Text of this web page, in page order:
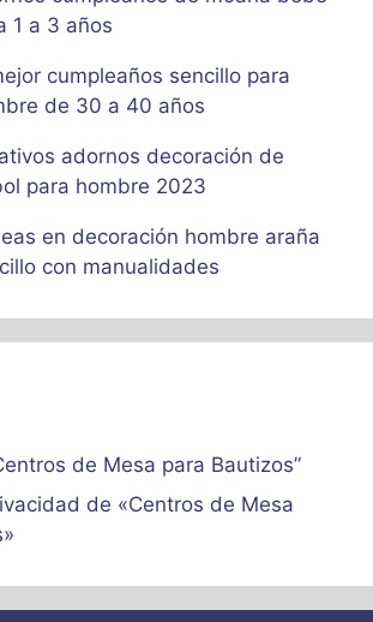
1 a 3 años
cumpleaños sencillo para
de 30 a 40 años
adornos decoración de
para hombre 2023
en decoración hombre araña
con manualidades
de Mesa para Bautizos”
de «Centros de Mesa